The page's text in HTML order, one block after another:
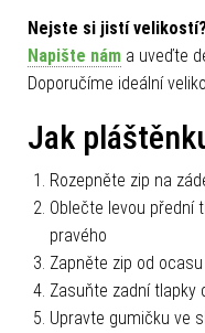
Nejste si jistí
Napište nám a uveďte
Doporučíme ideální
Jak
Rozepněte zip na
Oblečte levou přední
pravého
Zapněte zip od
Zasuňte zadní tlapky
Upravte gumičku ve